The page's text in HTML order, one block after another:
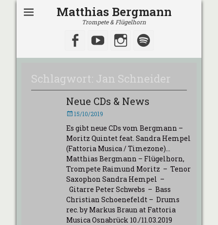
Matthias Bergmann
Trompete & Flügelhorn
Facebook
YouTubeInstagram
Schlagwort: Jan Schneider
Neue CDs & News
Veröffentlicht
15/10/2019
Es gibt neue CDs vom Bergmann –
Moritz Quintet feat. Sandra Hempel
(Fattoria Musica / Timezone)…
Matthias Bergmann – Flügelhorn,
Trompete Raimund Moritz – Tenor
Saxophon Sandra Hempel –
Gitarre Peter Schwebs – Bass
Christian Schoenefeldt – Drums
rec. by Markus Braun at Fattoria
Musica Osnabrück 10./11.03.2019